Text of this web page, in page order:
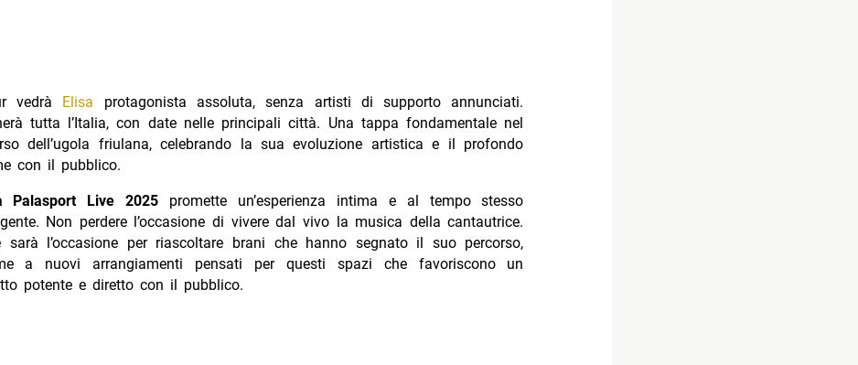
vedrà Elisa protagonista assoluta, senza artisti di supporto annunciati.
tutta l’Italia, con date nelle principali città. Una tappa fondamentale nel
dell’ugola friulana, celebrando la sua evoluzione artistica e il profondo
con il pubblico.
Palasport Live 2025 promette un’esperienza intima e al tempo stesso
Non perdere l’occasione di vivere dal vivo la musica della cantautrice.
sarà l’occasione per riascoltare brani che hanno segnato il suo percorso,
a nuovi arrangiamenti pensati per questi spazi che favoriscono un
potente e diretto con il pubblico.